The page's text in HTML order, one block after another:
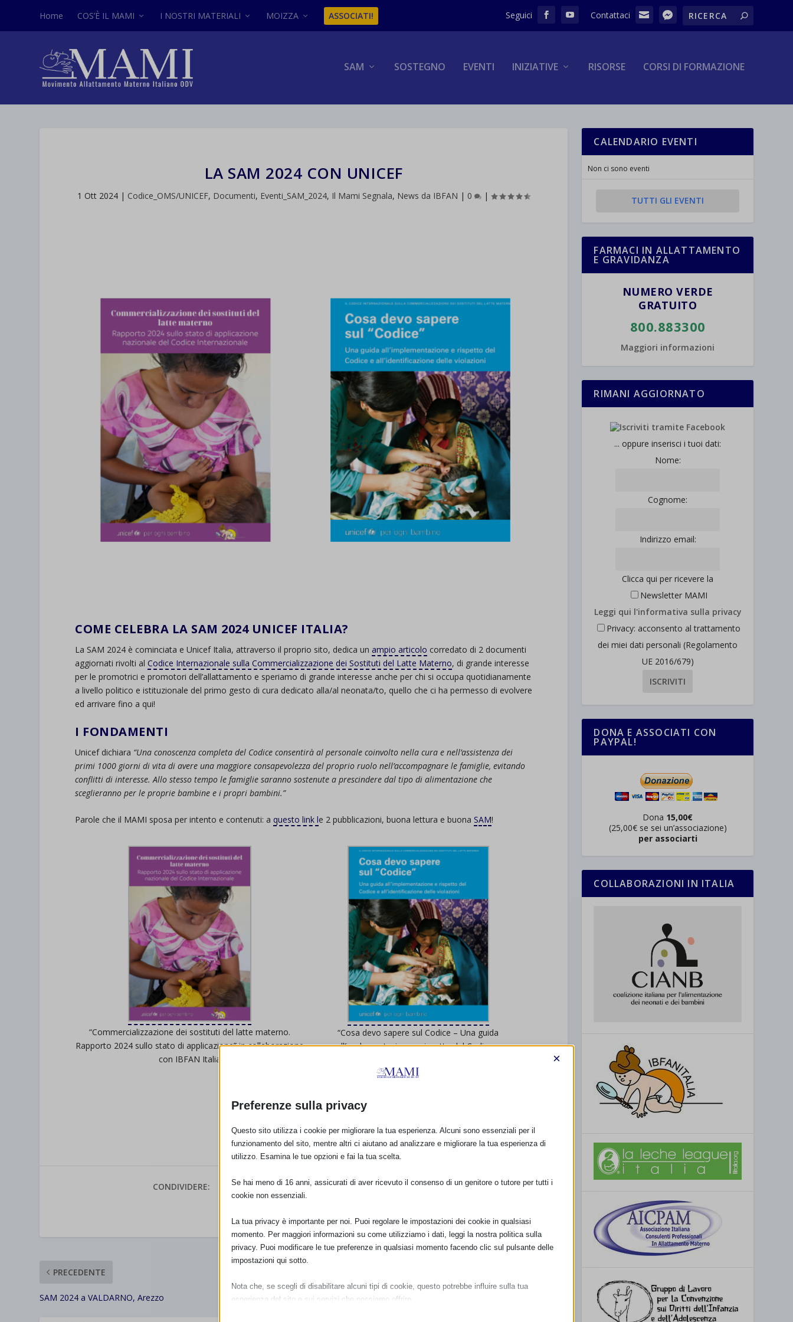
Home COS’È IL MAMI I NOSTRI MATERIALI MOIZZA ASSOCIATI!
SAM SOSTEGNO EVENTI INIZIATIVE RISORSE CORSI DI FORMAZIONE
LA SAM 2024 CON UNICEF
1 Ott 2024 | Codice_OMS/UNICEF, Documenti, Eventi_SAM_2024, Il Mami Segnala, News da IBFAN | 0 |
COME CELEBRA LA SAM 2024 UNICEF ITALIA?
La SAM 2024 è cominciata e Unicef Italia, attraverso il proprio sito, dedica unampio articolo corredato di 2 documenti
aggiornati rivolti alCodice Internazionale sulla Commercializzazione dei Sostituti del Latte Materno, di grande interesse
per le promotrici e promotori dell’allattamento e speriamo di grande interesse anche per chi si occupa quotidianamente
a livello politico e istituzionale del primo gesto di cura dedicato alla/al neonata/to, quello che ci ha permesso di evolvere
ed arrivare fino a qui!
I FONDAMENTI
Unicef dichiara “Una conoscenza completa del Codice consentirà al personale coinvolto nella cura e nell’assistenza dei
primi 1000 giorni di vita di avere una maggiore consapevolezza del proprio ruolo nell’accompagnare le famiglie, evitando
conflitti di interesse. Allo stesso tempo le famiglie saranno sostenute a prescindere dal tipo di alimentazione che
sceglieranno per le proprie bambine e i propri bambini.”
Parole che il MAMI sposa per intento e contenuti: aquesto link le 2 pubblicazioni, buona lettura e buonaSAM!
“Commercializzazione dei sostituti del latte materno.
Rapporto 2024 sullo stato di applicazione” in collaborazione
con IBFAN Italia
“Cosa devo sapere sul Codice – Una guida
all’implementazione e rispetto del Codice e
CONDIVIDERE:
VALUTARE:
PRECEDENTE
SAM 2024 a VALDARNO, Arezzo SAM 2024 a Senigallia (AN) con resoconto
CALENDARIO EVENTI
Non ci sono eventi
TUTTI GLI EVENTI
FARMACI IN ALLATTAMENTO
E GRAVIDANZA
NUMERO VERDE
GRATUITO
800.883300
Maggiori informazioni
RIMANI AGGIORNATO
... oppure inserisci i tuoi dati:
Nome:
Cognome:
Indirizzo email:
Clicca qui per ricevere la
Newsletter MAMI
Leggi qui l'informativa sulla privacy
Privacy: acconsento al trattamento
dei miei dati personali (Regolamento
UE 2016/679)
DONA E ASSOCIATI CON
PAYPAL!
Dona 15,00€
(25,00€ se sei un’associazione)
per associarti
COLLABORAZIONI IN ITALIA
Preferenze sulla privacy
×
Questo sito utilizza i cookie per migliorare la tua esperienza. Alcuni sono essenziali per il
funzionamento del sito, mentre altri ci aiutano ad analizzare e migliorare la tua esperienza di
utilizzo. Esamina le tue opzioni e fai la tua scelta.
Se hai meno di 16 anni, assicurati di aver ricevuto il consenso di un genitore o tutore per tutti i
cookie non essenziali.
La tua privacy è importante per noi. Puoi regolare le impostazioni dei cookie in qualsiasi
momento. Per maggiori informazioni su come utilizziamo i dati, leggi la nostra politica sulla
privacy. Puoi modificare le tue preferenze in qualsiasi momento facendo clic sul pulsante delle
impostazioni qui sotto.
Nota che, se scegli di disabilitare alcuni tipi di cookie, questo potrebbe influire sulla tua
esperienza del sito e sui servizi che possiamo offrire.